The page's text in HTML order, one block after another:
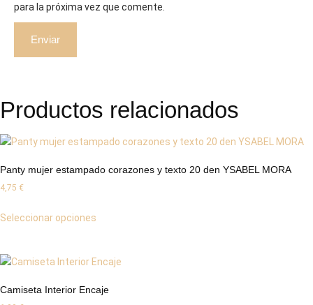
para la próxima vez que comente.
Productos relacionados
Panty mujer estampado corazones y texto 20 den YSABEL MORA
4,75 €
Seleccionar opciones
Camiseta Interior Encaje